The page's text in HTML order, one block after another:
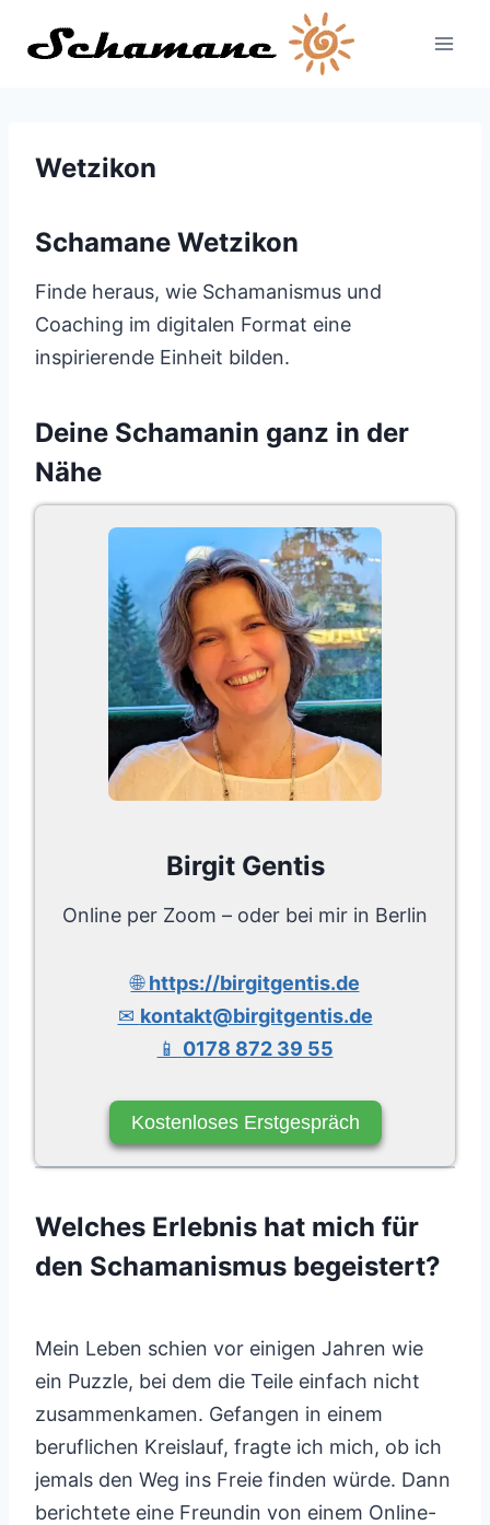
Inhalt
Wetzikon
Schamane Wetzikon
Finde heraus, wie Schamanismus und
Coaching im digitalen Format eine
inspirierende Einheit bilden.
Deine Schamanin ganz in der
Nähe
Birgit Gentis
Online per Zoom – oder bei mir in Berlin
🌐https://birgitgentis.de
✉ kontakt@birgitgentis.de
📱 0178 872 39 55
Kostenloses Erstgespräch
Welches Erlebnis hat mich für
den Schamanismus begeistert?
Mein Leben schien vor einigen Jahren wie
ein Puzzle, bei dem die Teile einfach nicht
zusammenkamen. Gefangen in einem
beruflichen Kreislauf, fragte ich mich, ob ich
jemals den Weg ins Freie finden würde. Dann
berichtete eine Freundin von einem Online-